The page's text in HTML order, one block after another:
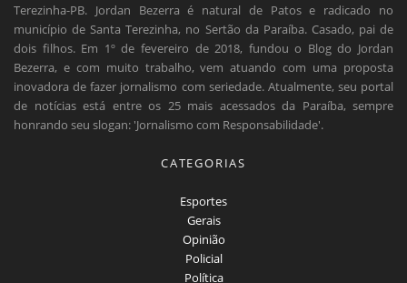
Terezinha-PB. Jordan Bezerra é natural de Patos e radicado no
município de Santa Terezinha, no Sertão da Paraíba. Casado, pai de
dois filhos. Em 1º de fevereiro de 2018, fundou o Blog do Jordan
Bezerra, e com muito trabalho, vem atuando com uma proposta
inovadora de fazer jornalismo com seriedade. Atualmente, seu portal
de notícias está entre os 25 mais acessados da Paraíba, sempre
honrando seu slogan: 'Jornalismo com Responsabilidade'.
CATEGORIAS
Esportes
Gerais
Opinião
Policial
Política